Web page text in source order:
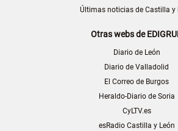
Últimas noticias de Castilla y
Otras webs de
Diario de León
Diario de Valladolid
El Correo de Burgos
Heraldo-Diario de Soria
CyLTV.es
esRadio Castilla y León